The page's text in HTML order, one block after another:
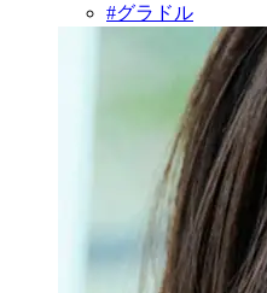
#グラドル